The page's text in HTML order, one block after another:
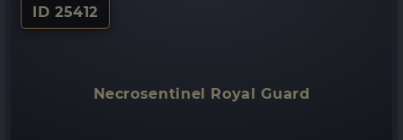
ID 25412
Necrosentinel Royal Guard